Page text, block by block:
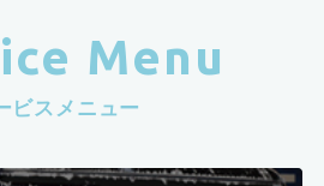
Menu
ビスメニュー